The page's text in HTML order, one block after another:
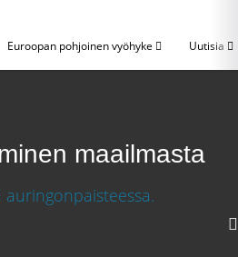
Euroopan pohjoinen vyöhyke Uutisia
maailmasta